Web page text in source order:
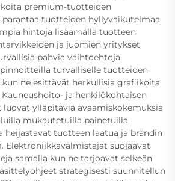
premium-tuotteiden
parantaa tuotteiden hyllyvaikutelmaa
hintoja lisäämällä tuotteen
ja juomien yritykset
pahvia vaihtoehtoja
turvalliselle tuotteiden
ne esittävät herkullisia grafiikoita
ja henkilökohtaisen
ylläpitäviä avaamiskokemuksia
mukautetuilla painetuilla
heijastavat tuotteen laatua ja brändin
Elektroniikkavalmistajat suojaavat
samalla kun ne tarjoavat selkeän
strategisesti suunnitellun